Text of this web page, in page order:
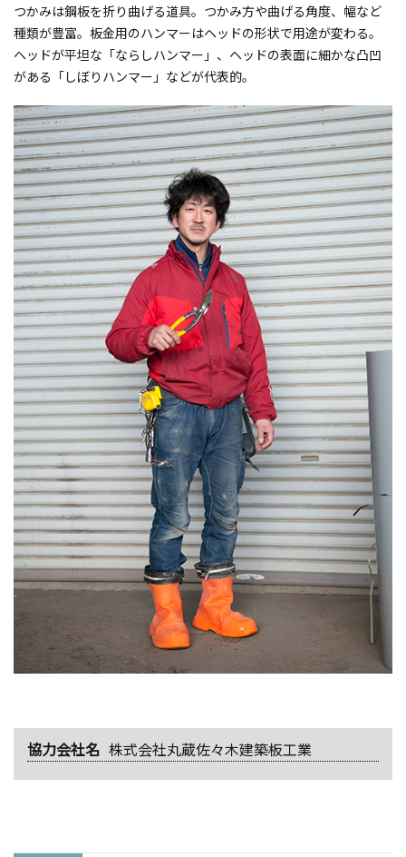
つかみは鋼板を折り曲げる道具。つかみ方や曲げる角度、幅など
種類が豊富。板金用のハンマーはヘッドの形状で用途が変わる。
ヘッドが平坦な「ならしハンマー」、ヘッドの表面に細かな凸凹
がある「しぼりハンマー」などが代表的。
協力会社名 株式会社丸蔵佐々木建築板工業